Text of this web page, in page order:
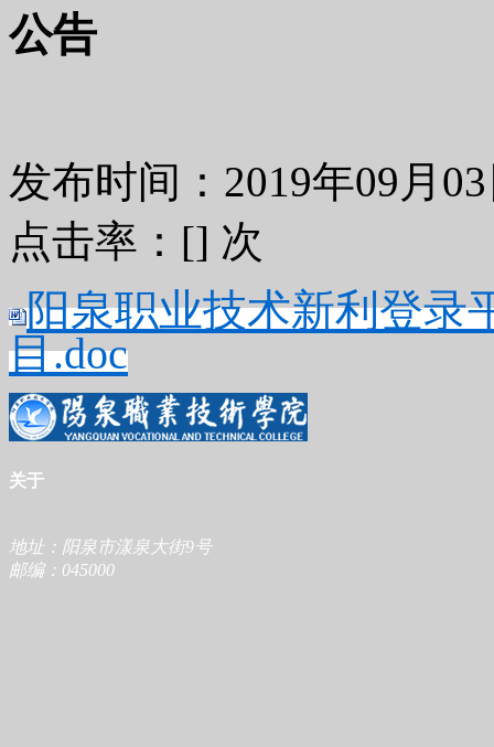
公告
发布时间：2019年09月
点击率：[] 次
阳泉职业技术新利登录
目.doc
关于
地址：阳泉市漾泉大街9号
邮编：045000